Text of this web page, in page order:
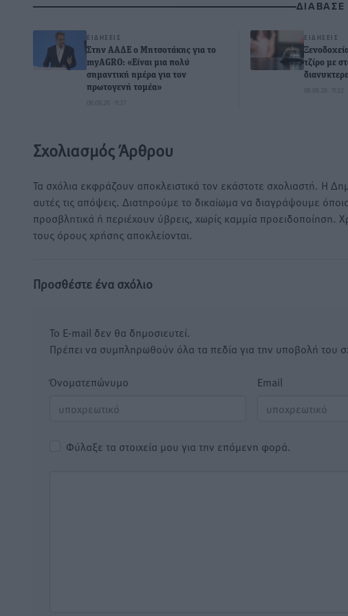
ΔΙΑΒΑΣΕ
ΕΙΔΉΣΕΙΣ
Στην ΑΑΔΕ ο Μητσοτάκης για το
myAGRO: «Είναι μια πολύ
σημαντική ημέρα για τον
πρωτογενή τομέα»
06.08.26 · 11:37
ΕΙΔΉΣΕΙΣ
τζίρο με
06.08.26 · 11:32
Σχολιασμός Άρθρου
Τα σχόλια εκφράζουν αποκλειστικά τον εκάστοτε σχολιαστή. Η
αυτές τις απόψεις. Διατηρούμε το δικαίωμα να διαγράψουμε
προσβλητικά ή περιέχουν ύβρεις, χωρίς καμμία προειδοποίηση.
τους όρους χρήσης αποκλείονται.
Προσθέστε ένα σχόλιο
Το E-mail δεν θα δημοσιευτεί.
Πρέπει να συμπληρωθούν όλα τα πεδία για την υποβολή του
Όνοματεπώνυμο Email
Φύλαξε τα στοιχεία μου για την επόμενη φορά.